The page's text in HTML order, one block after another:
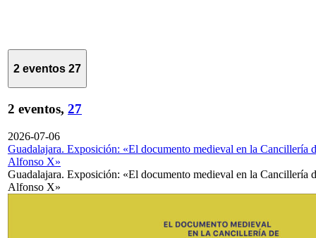
2 eventos 27
2 eventos, 27
2026-07-06
Guadalajara. Exposición: «El documento medieval en la Cancillería
Alfonso X»
Guadalajara. Exposición: «El documento medieval en la Cancillería
Alfonso X»